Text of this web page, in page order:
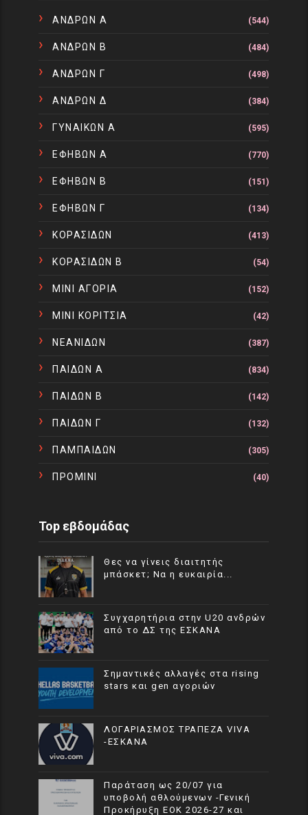
ΑΝΔΡΩΝ Α (544)
ΑΝΔΡΩΝ Β (484)
ΑΝΔΡΩΝ Γ (498)
ΑΝΔΡΩΝ Δ (384)
ΓΥΝΑΙΚΩΝ Α (595)
ΕΦΗΒΩΝ Α (770)
ΕΦΗΒΩΝ Β (151)
ΕΦΗΒΩΝ Γ (134)
ΚΟΡΑΣΙΔΩΝ (413)
ΚΟΡΑΣΙΔΩΝ Β (54)
ΜΙΝΙ ΑΓΟΡΙΑ (152)
ΜΙΝΙ ΚΟΡΙΤΣΙΑ (42)
ΝΕΑΝΙΔΩΝ (387)
ΠΑΙΔΩΝ Α (834)
ΠΑΙΔΩΝ Β (142)
ΠΑΙΔΩΝ Γ (132)
ΠΑΜΠΑΙΔΩΝ (305)
ΠΡΟΜΙΝΙ (40)
Top εβδομάδας
Θες να γίνεις διαιτητής
μπάσκετ; Να η ευκαιρία...
Συγχαρητήρια στην U20 ανδρών
από το ΔΣ της ΕΣΚΑΝΑ
Σημαντικές αλλαγές στα rising
stars και gen αγοριών
ΛΟΓΑΡΙΑΣΜΟΣ ΤΡΑΠΕΖΑ VIVA
-ΕΣΚΑΝΑ
Παράταση ως 20/07 για
υποβολή αθλούμενων -Γενική
Προκήρυξη ΕΟΚ 2026-27 και